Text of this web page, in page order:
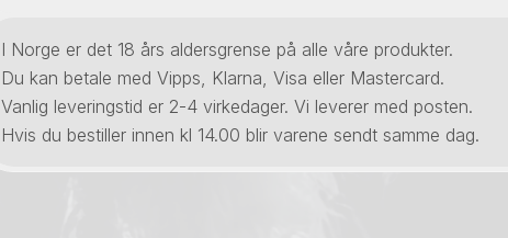
I Norge er det 18 års aldersgrense på alle våre produkter.
Du kan betale med Vipps, Klarna, Visa eller Mastercard.
Vanlig leveringstid er 2-4 virkedager. Vi leverer med posten.
Hvis du bestiller innen kl 14.00 blir varene sendt samme dag.